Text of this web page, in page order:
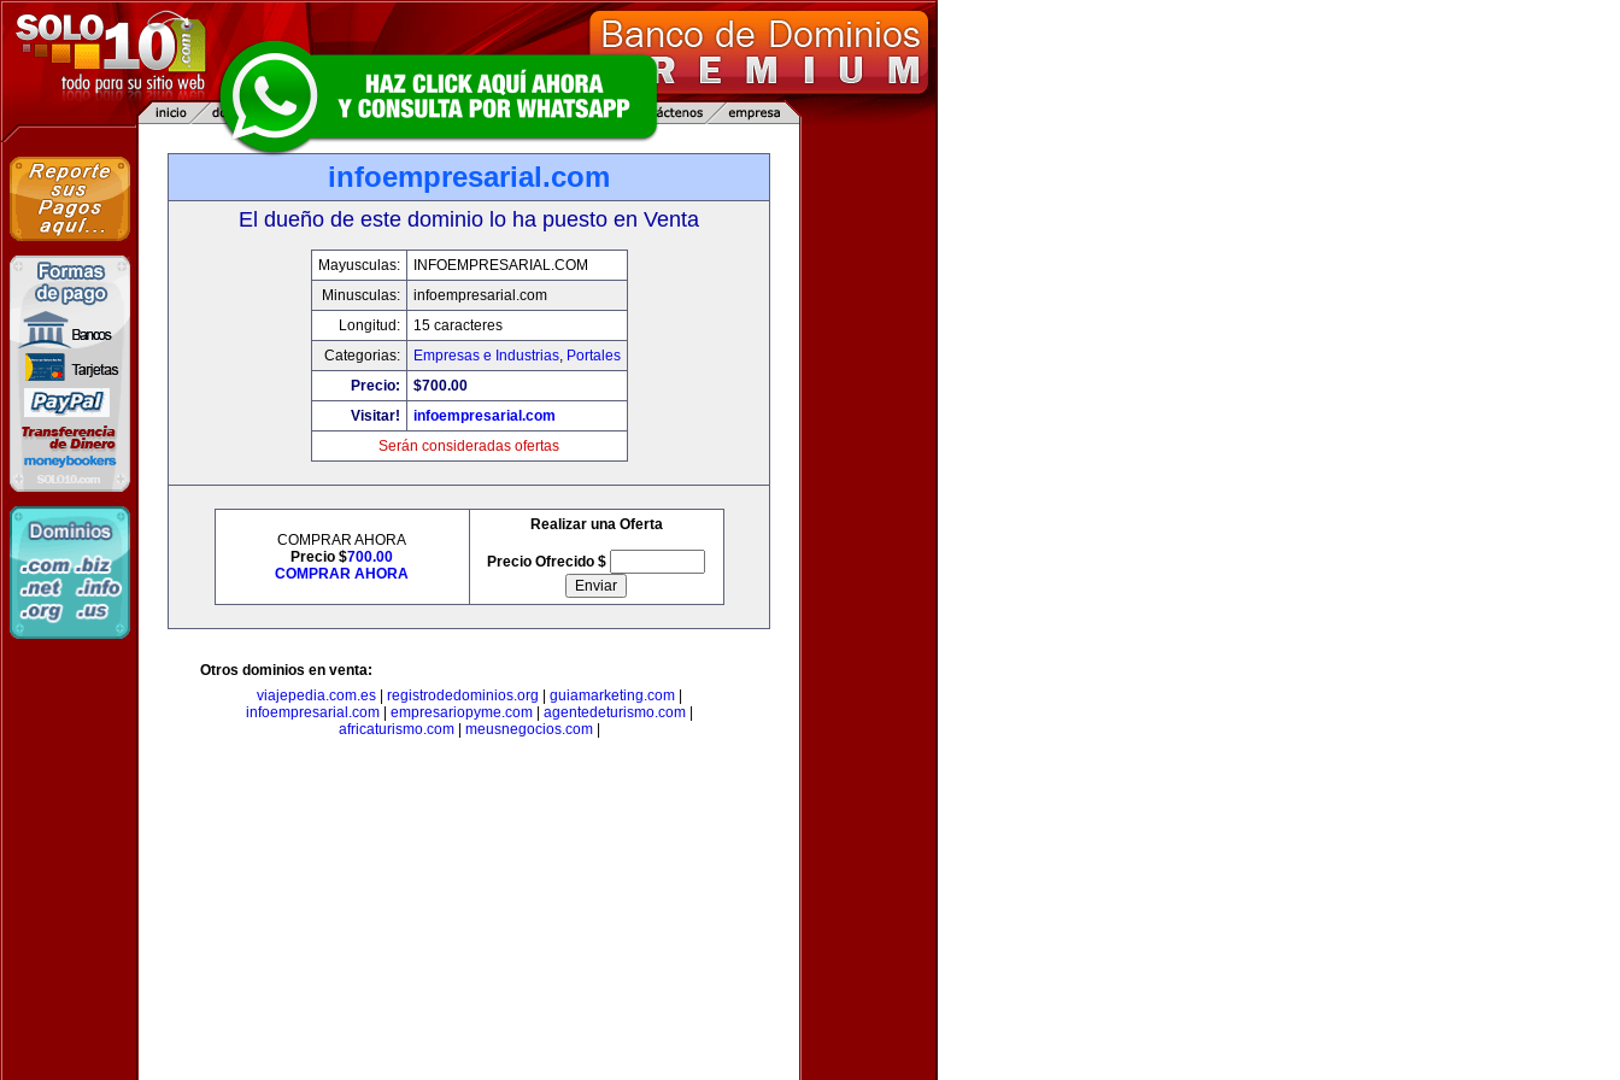
infoempresarial.com
El dueño de este dominio lo ha puesto en Venta
Mayusculas:
INFOEMPRESARIAL.COM
Minusculas:
infoempresarial.com
Longitud:
15 caracteres
Categorias:
Empresas e Industrias, Portales
Precio:
$700.00
Visitar!
infoempresarial.com
Serán consideradas ofertas
COMPRAR AHORA
Precio $700.00
COMPRAR AHORA
Realizar una Oferta
Precio Ofrecido $
Otros dominios en venta:
viajepedia.com.es| registrodedominios.org guiamarketing.com|
infoempresarial.com| empresariopyme.com| agentedeturismo.com|
africaturismo.com| meusnegocios.com|